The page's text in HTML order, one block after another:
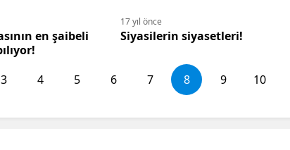
en şaibeli
17 yıl önce
Siyasilerin siyasetleri!
3 4 5 6 7 8 9 10